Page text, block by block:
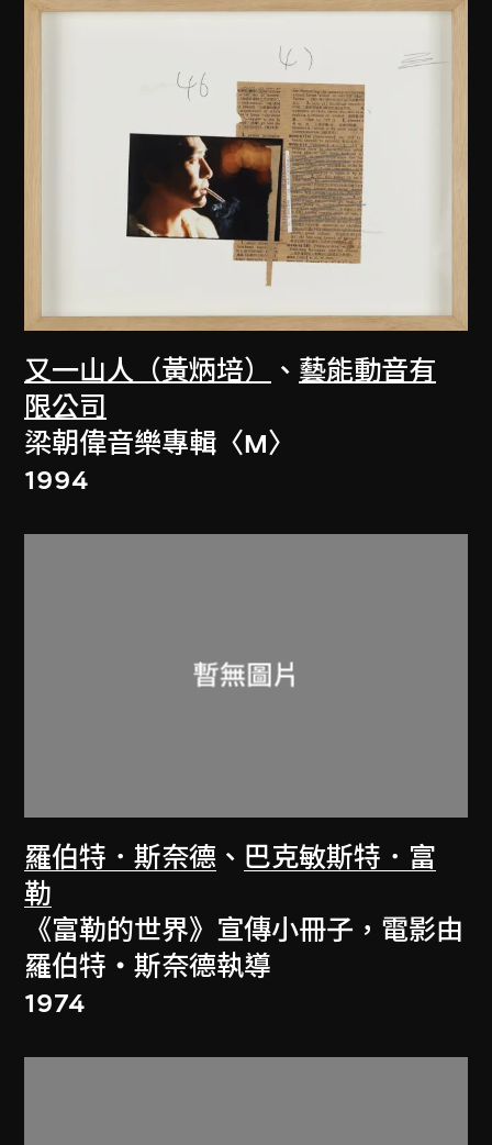
又一山人（黃炳培） 、 藝能動音有
限公司
梁朝偉音樂專輯〈M〉
1994
羅伯特．斯奈德 、 巴克敏斯特．富
勒
《富勒的世界》宣傳小冊子，電影由
羅伯特‧斯奈德執導
1974